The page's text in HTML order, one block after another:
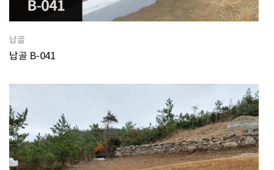
납골
납골 B-041